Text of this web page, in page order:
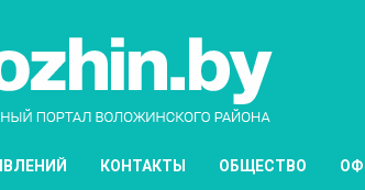
КОНТАКТЫ ОБЩЕСТВО